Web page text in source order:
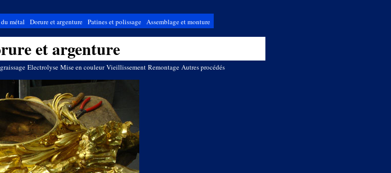
métal Dorure et argenture Patines et polissage Assemblage et monture
et argenture
Electrolyse Mise en couleur Vieillissement Remontage Autres procédés